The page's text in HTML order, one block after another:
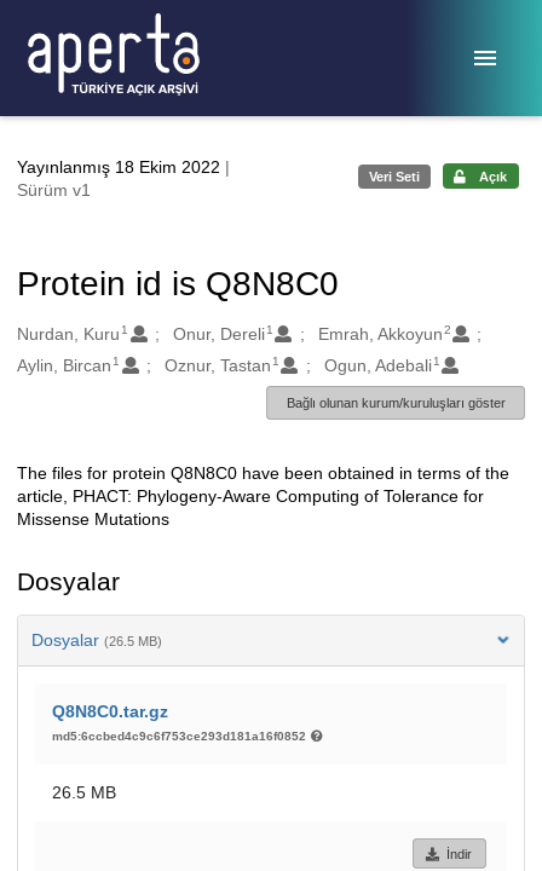
Yayınlanmış 18 Ekim 2022 |
Sürüm v1
Veri Seti Açık
Protein id is Q8N8C0
Oluşturanlar
Nurdan, Kuru 1 Onur, Dereli 1 Emrah, Akkoyun2
Aylin, Bircan 1 Oznur, Tastan 1 Ogun, Adebali 1
Bağlı olunan kurum/kuruluşları göster
Açıklama
The files for protein Q8N8C0 have been obtained in terms of the
article, PHACT: Phylogeny-Aware Computing of Tolerance for
Missense Mutations
Dosyalar
Dosyalar (26.5 MB)
Q8N8C0.tar.gz
md5:6ccbed4c9c6f753ce293d181a16f0852
26.5 MB
İndir